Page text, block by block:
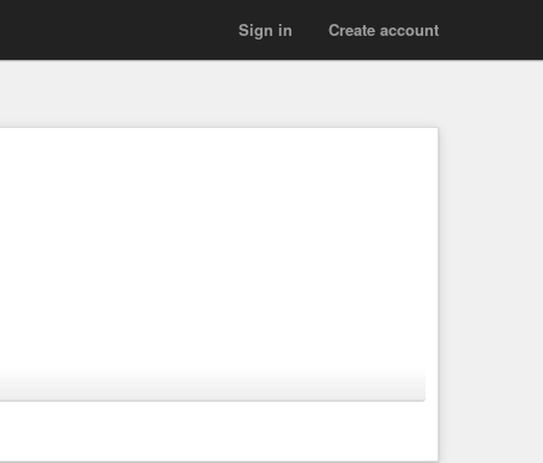
Create account
Sign in